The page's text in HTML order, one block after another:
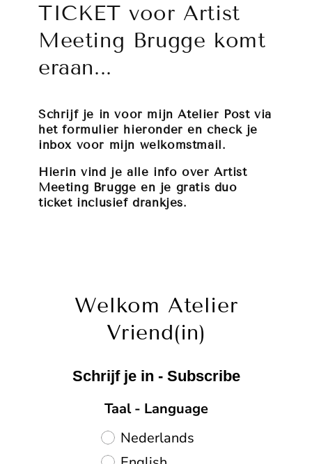
TICKET voor Artist
Meeting Brugge komt
eraan...
Schrijf je in voor mijn Atelier Post via
het formulier hieronder en check je
inbox voor mijn welkomstmail.
Hierin vind je alle info over Artist
Meeting Brugge en je gratis duo
ticket inclusief drankjes.
Welkom Atelier
Vriend(in)
Schrijf je in - Subscribe
Taal - Language
Nederlands